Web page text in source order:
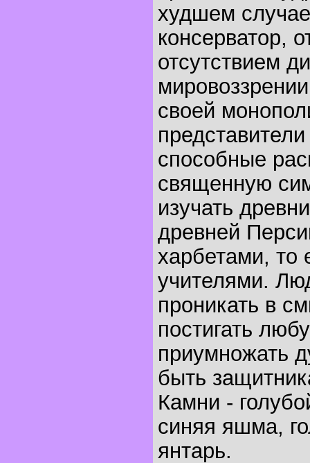
худшем
консерватор,
отсутствием
своей
способные
священную
изучать
древней
харбетами, то
учителями.
проникать в
постигать
приумножать
быть
Камни -
синяя яшма,
янтарь.